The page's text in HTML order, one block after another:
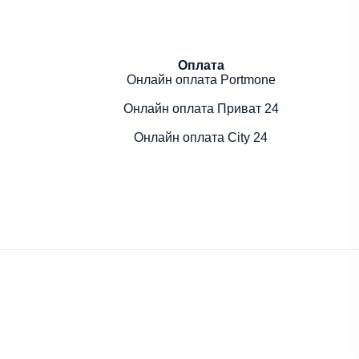
Оплата
Онлайн оплата Portmone
Онлайн оплата Приват 24
Онлайн оплата City 24